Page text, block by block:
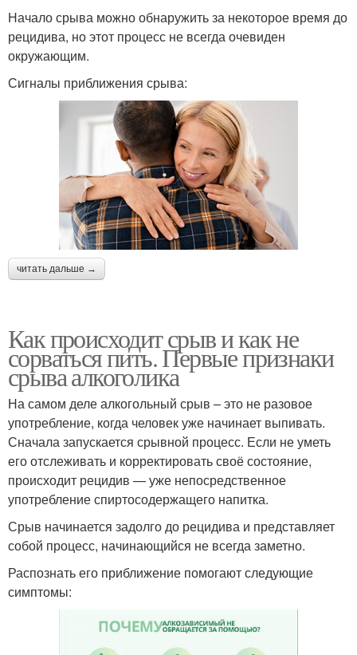
Начало срыва можно обнаружить за некоторое время до
рецидива, но этот процесс не всегда очевиден
окружающим.
Сигналы приближения срыва:
читать дальше →
Как происходит срыв и как не
сорваться пить. Первые признаки
срыва алкоголика
На самом деле алкогольный срыв – это не разовое
употребление, когда человек уже начинает выпивать.
Сначала запускается срывной процесс. Если не уметь
его отслеживать и корректировать своё состояние,
происходит рецидив — уже непосредственное
употребление спиртосодержащего напитка.
Срыв начинается задолго до рецидива и представляет
собой процесс, начинающийся не всегда заметно.
Распознать его приближение помогают следующие
симптомы: